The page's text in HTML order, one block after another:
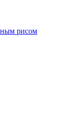
рисом